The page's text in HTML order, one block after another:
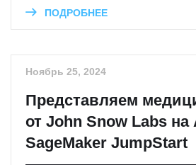
ПОДРОБНЕЕ
Ноябрь 25, 2024
Представляем
от John Snow Labs на
SageMaker JumpStart